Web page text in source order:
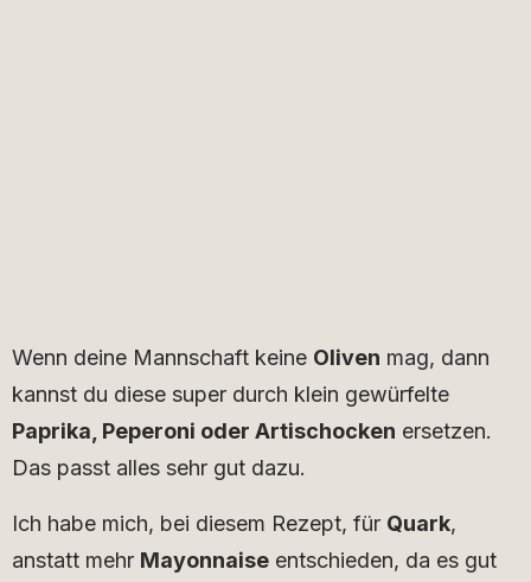
Wenn deine Mannschaft keine Oliven mag, dann
kannst du diese super durch klein gewürfelte
Paprika, Peperoni oder Artischocken ersetzen.
Das passt alles sehr gut dazu.
Ich habe mich, bei diesem Rezept, für Quark,
anstatt mehr Mayonnaise entschieden, da es gut